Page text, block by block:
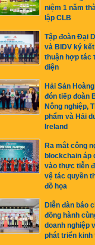
niệm 1 năm
lập CLB
Tập đoàn Đại
và BIDV ký
thuận hợp tác
diện
Hải Sản
đón tiếp đoàn
Nông nghiệp,
phẩm và Hải
Ireland
Ra mắt công
blockchain áp
vào thực tiễn
vệ tác quyền
đồ họa
Diễn đàn báo
đồng hành
doanh nghiệp
phát triển kinh